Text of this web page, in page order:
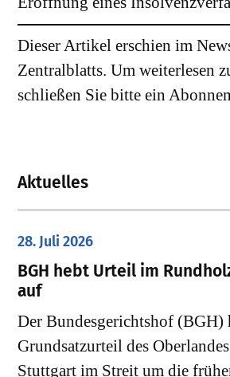
Dieser Artikel erschien im
Zentralblatts. Um weiterlesen
schließen Sie bitte ein
Aktuelles
28. Juli 2026
​BGH hebt Urteil im
auf
Der Bundesgerichtshof (BGH)
Grundsatzurteil des
Stuttgart im Streit um die